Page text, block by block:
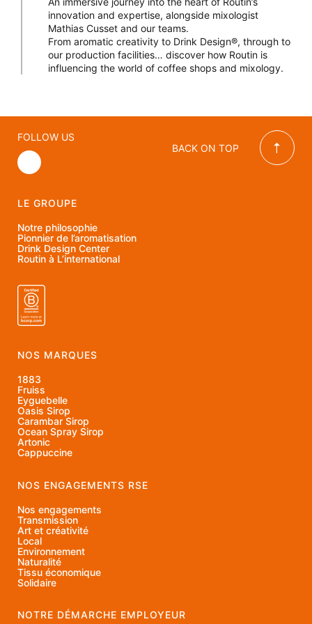
innovation and expertise, alongside mixologist
Mathias Cusset and our teams.
From aromatic creativity to Drink Design®, through to
our production facilities… discover how Routin is
influencing the world of coffee shops and mixology.
FOLLOW US
BACK ON TOP
LE GROUPE
Notre philosophie
Pionnier de l’aromatisation
Drink Design Center
Routin à L’international
NOS MARQUES
1883
Fruiss
Eyguebelle
Oasis Sirop
Carambar Sirop
Ocean Spray Sirop
Artonic
Cappuccine
NOS ENGAGEMENTS RSE
Nos engagements
Transmission
Art et créativité
Local
Environnement
Naturalité
Tissu économique
Solidaire
NOTRE DÉMARCHE EMPLOYEUR